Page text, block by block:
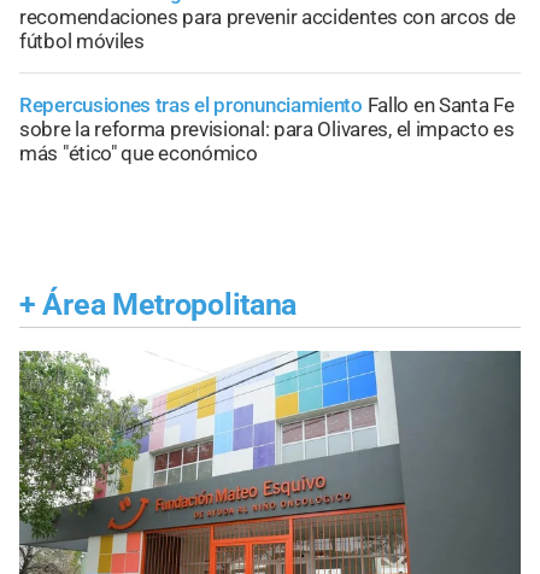
recomendaciones para prevenir accidentes con arcos de
fútbol móviles
Repercusiones tras el pronunciamiento Fallo en Santa Fe
sobre la reforma previsional: para Olivares, el impacto es
más "ético" que económico
+ Área Metropolitana